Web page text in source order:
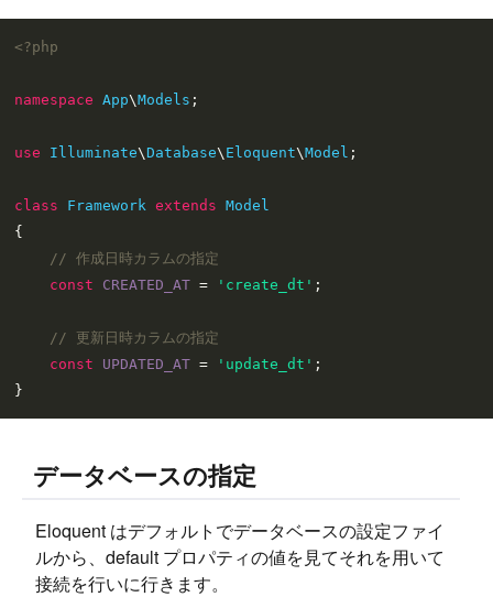
<?php
namespace App\Models ;
use Illuminate\Database\ Eloquent\Model ;
class Framework extends
Model
{
// 作成日時カラムの指定
const
CREATED_AT = 'create_dt' ;
// 更新日時カラムの指定
const
UPDATED_AT = 'update_dt' ;
データベースの指定
Eloquent はデフォルトでデータベースの設定ファイ
ルから、default プロパティの値を見てそれを用いて
接続を行いに行きます。